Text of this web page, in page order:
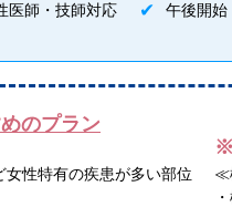
医師・技師対応 午後開始
のプラン
性特有の疾患が多い部位
≪